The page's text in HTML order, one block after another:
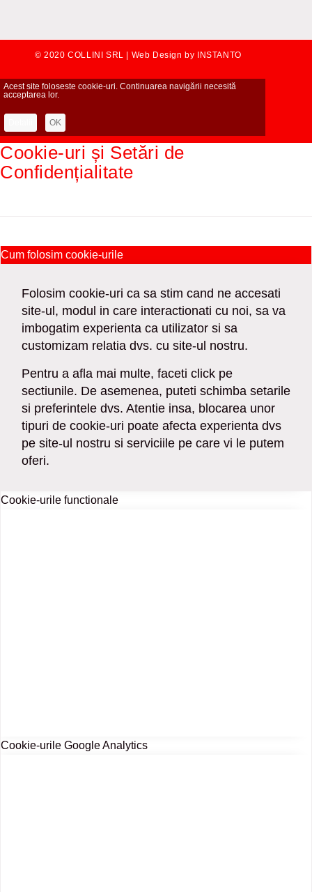
© 2020 COLLINI SRL | Web Design by INSTANTO
Acest site foloseste cookie-uri. Continuarea navigării necesită
acceptarea lor.
OK
Cookie-uri și Setări de
Confidențialitate
Cum folosim cookie-urile
Folosim cookie-uri ca sa stim cand ne accesati
site-ul, modul in care interactionati cu noi, sa va
imbogatim experienta ca utilizator si sa
customizam relatia dvs. cu site-ul nostru.
Pentru a afla mai multe, faceti click pe
sectiunile. De asemenea, puteti schimba setarile
si preferintele dvs. Atentie insa, blocarea unor
tipuri de cookie-uri poate afecta experienta dvs
pe site-ul nostru si serviciile pe care vi le putem
oferi.
Cookie-urile functionale
Cookie-urile Google Analytics